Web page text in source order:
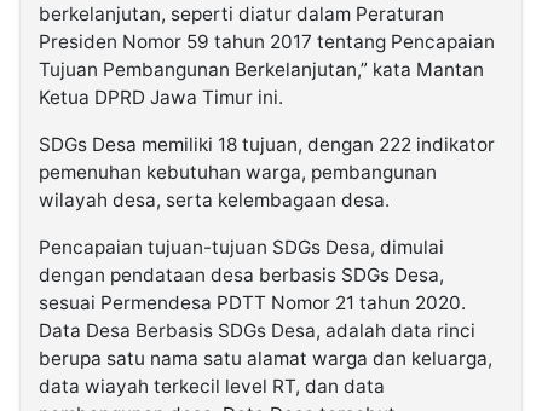
berkelanjutan, seperti diatur dalam Peraturan
Presiden Nomor 59 tahun 2017 tentang Pencapaian
Tujuan Pembangunan Berkelanjutan,” kata Mantan
Ketua DPRD Jawa Timur ini.
SDGs Desa memiliki 18 tujuan, dengan 222 indikator
pemenuhan kebutuhan warga, pembangunan
wilayah desa, serta kelembagaan desa.
Pencapaian tujuan-tujuan SDGs Desa, dimulai
dengan pendataan desa berbasis SDGs Desa,
sesuai Permendesa PDTT Nomor 21 tahun 2020.
Data Desa Berbasis SDGs Desa, adalah data rinci
berupa satu nama satu alamat warga dan keluarga,
data wiayah terkecil level RT, dan data